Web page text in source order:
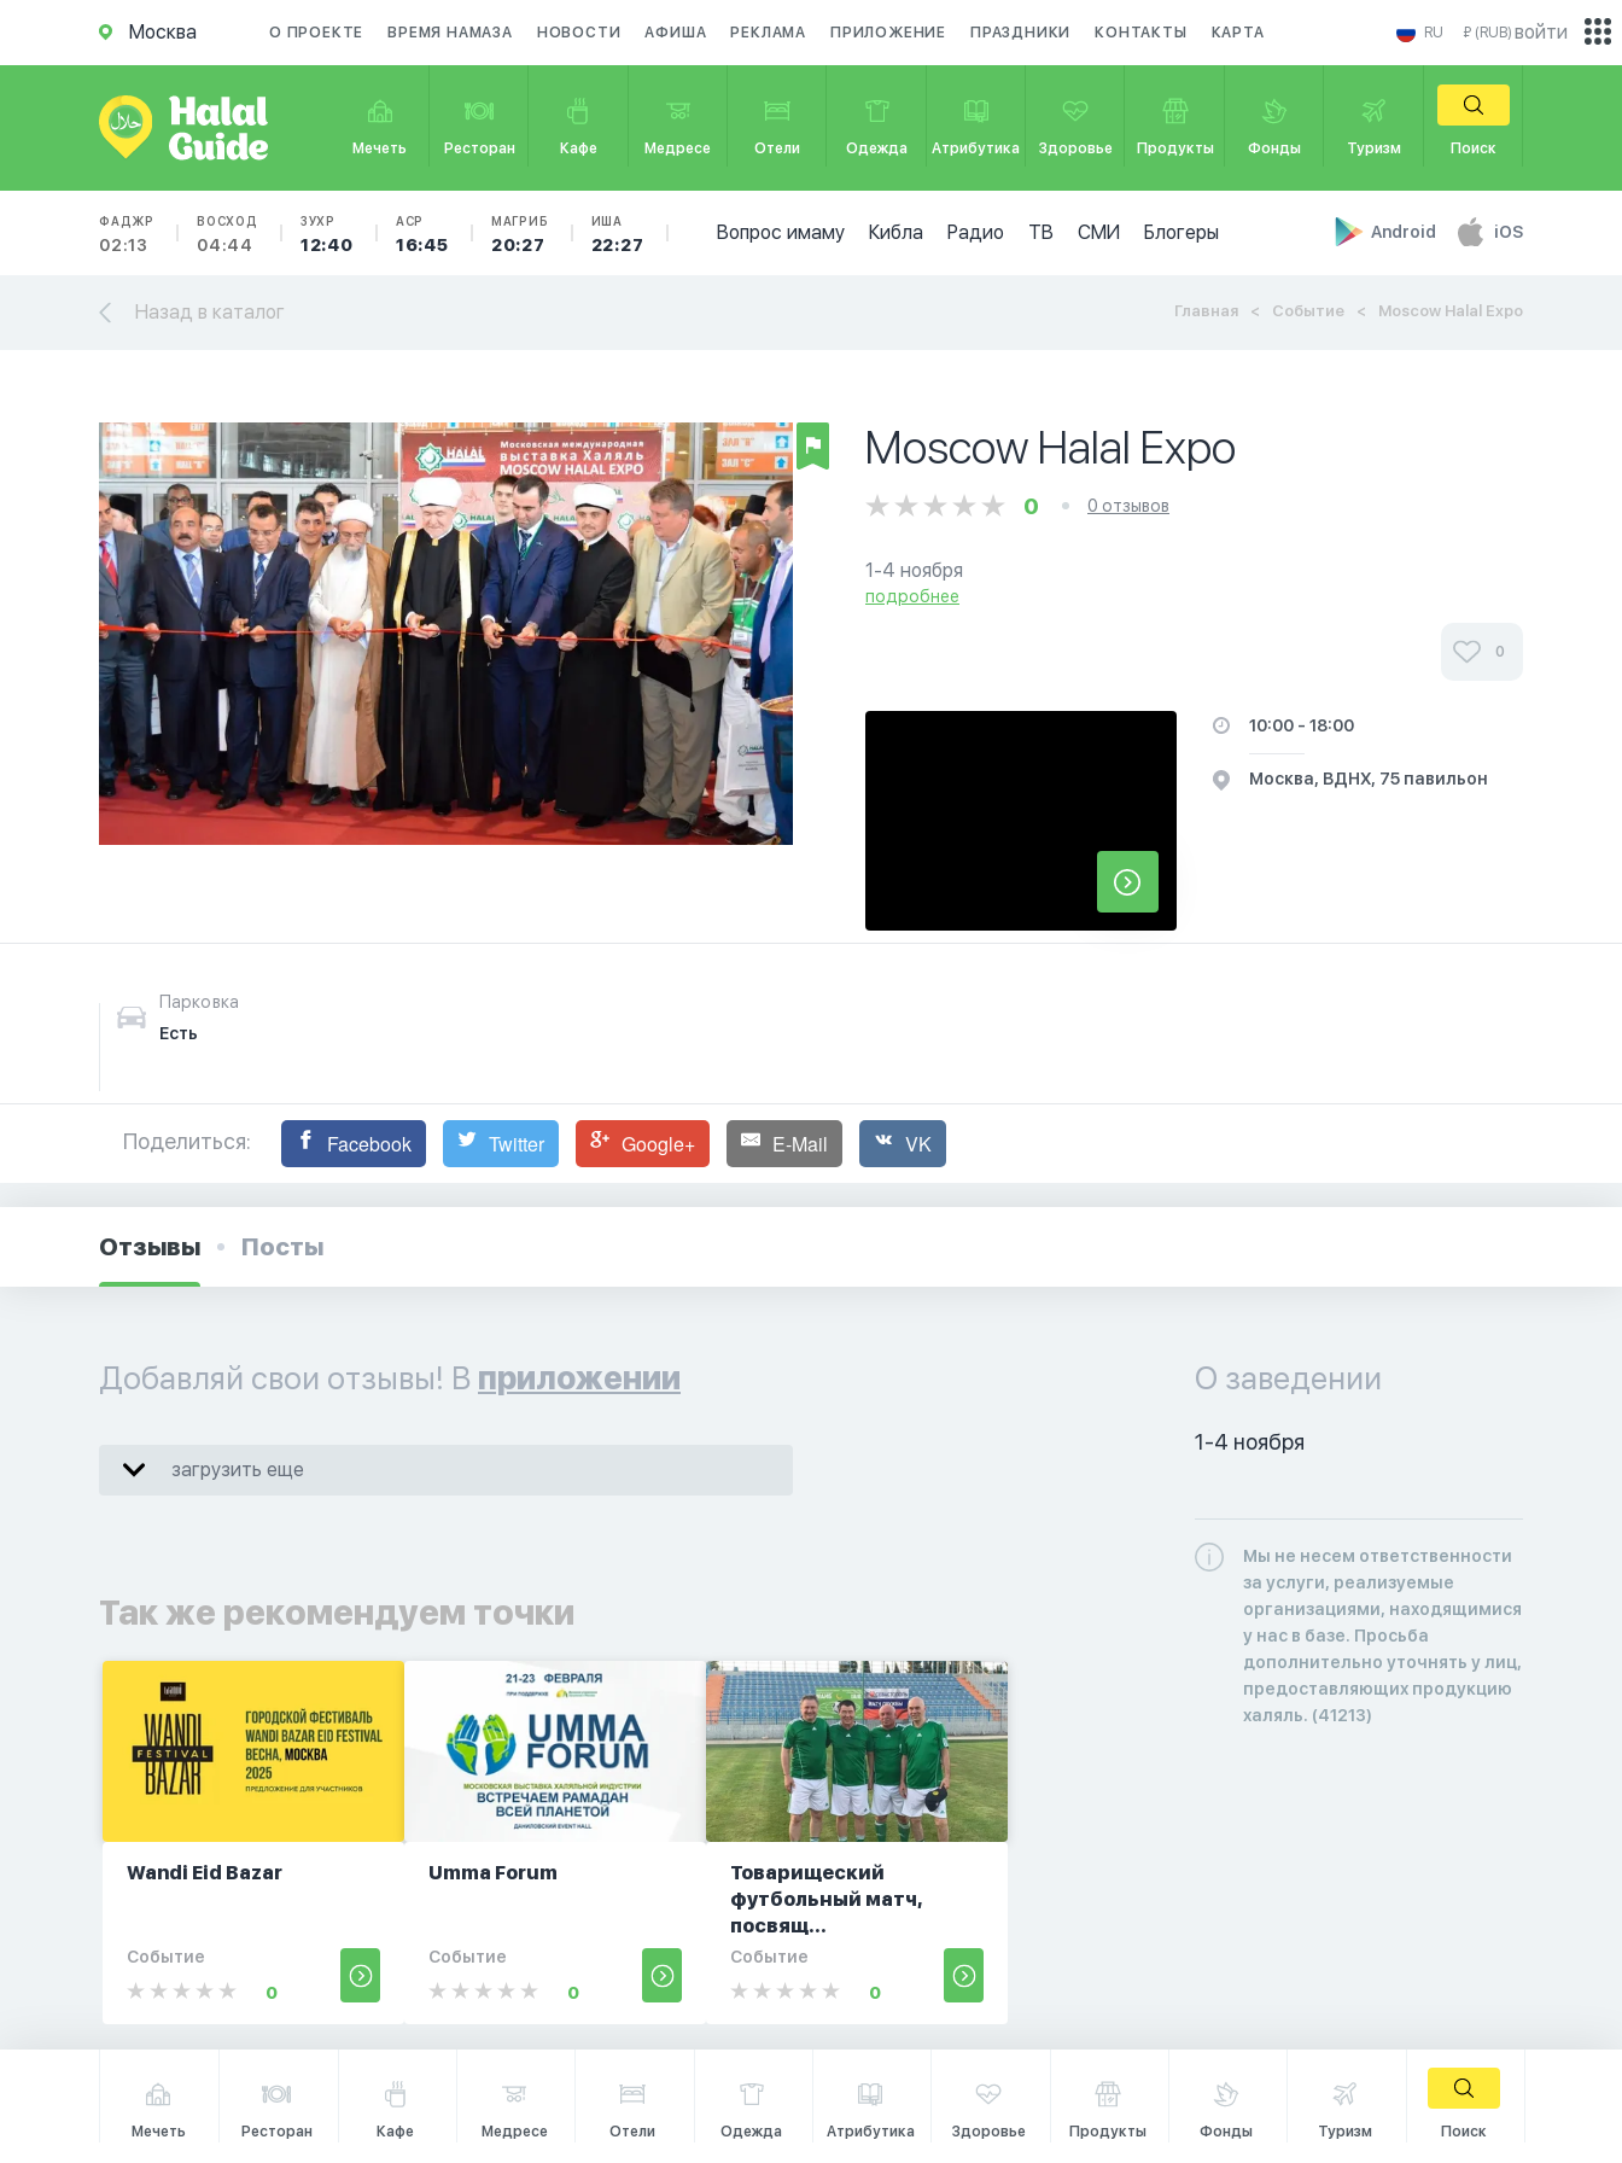
Москва О ПРОЕКТЕ ВРЕМЯ НАМАЗА НОВОСТИ АФИША РЕКЛАМА ПРИЛОЖЕНИЕ ПРАЗДНИКИ КОНТАКТЫ КАРТА RU ₽ (RUB)
Мечеть Ресторан Кафе Медресе Отели Одежда Атрибутика Здоровье Продукты Фонды Туризм Поиск
ФАДЖР
02:13
ВОСХОД
04:44
ЗУХР
12:40
АСР
16:45
МАГРИБ
20:27
ИША
22:27
Вопрос имаму Кибла Радио ТВ СМИ Блогеры Android iOS
войти
Назад в каталог Главная Событие Moscow Halal Expo
Moscow Halal Expo
0 0 отзывов
1-4 ноября
подробнее
0
10:00 - 18:00
Москва, ВДНХ, 75 павильон
Парковка
Есть
Поделиться: Facebook Twitter Google+ E-Mail VK
Отзывы Посты
Добавляй свои отзывы! В приложении
загрузить еще
Так же рекомендуем точки
Wandi Eid Bazar
Событие
0
Umma Forum
Событие
0
Товарищеский
футбольный матч,
посвящ...
Событие
0
О заведении
1-4 ноября
Мы не несем ответственности
за услуги, реализуемые
организациями, находящимися
у нас в базе. Просьба
дополнительно уточнять у лиц,
предоставляющих продукцию
халяль. (41213)
Мечеть Ресторан Кафе Медресе Отели Одежда Атрибутика Здоровье Продукты Фонды Туризм Поиск